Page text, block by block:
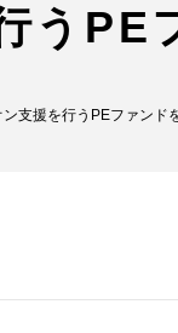
うPE
支援を行うPEファンド